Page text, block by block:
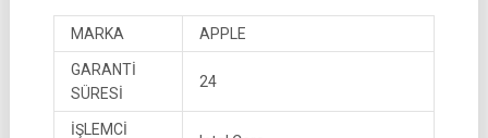
MARKA APPLE
GARANTİ
SÜRESİ
24
İŞLEMCİ